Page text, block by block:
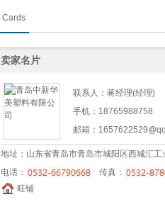
Cards
卖家名片
联系人：蒋经理(经理)
手机：18765988758
邮箱：
地址：山东省青岛市青岛市城阳区西城汇工
电话：
传真：
旺铺